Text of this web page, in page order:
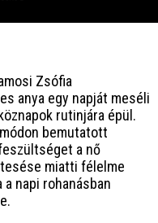
Zsófia
anya egy napját meséli
rutinjára épül.
bemutatott
a nő
miatti félelme
a napi rohanásban